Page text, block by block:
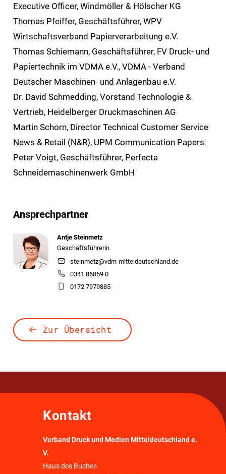
Executive Officer, Windmöller & Hölscher KG
Thomas Pfeiffer, Geschäftsführer, WPV
Wirtschaftsverband Papierverarbeitung e.V.
Thomas Schiemann, Geschäftsführer, FV Druck- und
Papiertechnik im VDMA e.V., VDMA - Verband
Deutscher Maschinen- und Anlagenbau e.V.
Dr. David Schmedding, Vorstand Technologie &
Vertrieb, Heidelberger Druckmaschinen AG
Martin Schorn, Director Technical Customer Service
News & Retail (N&R), UPM Communication Papers
Peter Voigt, Geschäftsführer, Perfecta
Schneidemaschinenwerk GmbH
Ansprechpartner
Antje Steinmetz
Geschäftsführerin
steinmetz@vdm-mitteldeutschland.de
0341 86859 0
0172 7979885
Zur Übersicht
Kontakt
Verband Druck und Medien Mitteldeutschland e.
V.
Haus des Buches